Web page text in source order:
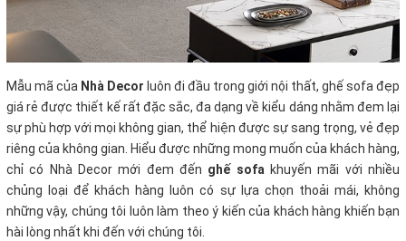
Mẫu mã của Nhà Decor luôn đi đầu trong giới nội thất, ghế sofa đẹp
giá rẻ được thiết kế rất đặc sắc, đa dạng về kiểu dáng nhằm đem lại
sự phù hợp với mọi không gian, thể hiện được sự sang trọng, vẻ đẹp
riêng của không gian. Hiểu được những mong muốn của khách hàng,
chỉ có Nhà Decor mới đem đến ghế sofa khuyến mãi với nhiều
chủng loại để khách hàng luôn có sự lựa chọn thoải mái, không
những vậy, chúng tôi luôn làm theo ý kiến của khách hàng khiến bạn
hài lòng nhất khi đến với chúng tôi.